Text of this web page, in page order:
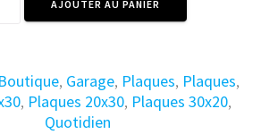
AJOUTER AU PANIER
Boutique, Garage, Plaques, Plaques,
, Plaques 20x30, Plaques 30x20,
Quotidien